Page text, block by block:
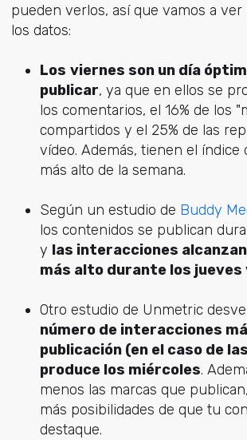
pueden verlos, así que vamos a ver
los datos:
Los viernes son un día
publicar, ya que en ellos se
los comentarios, el 16% de los
compartidos y el 25% de las
vídeo. Además, tienen el índice
más alto de la semana.
Según un estudio de Buddy
los contenidos se publican
y las interacciones
más alto durante los jueves
Otro estudio de Unmetric
número de interacciones
publicación (en el caso de
produce los miércoles.
menos las marcas que
más posibilidades de que tu
destaque.